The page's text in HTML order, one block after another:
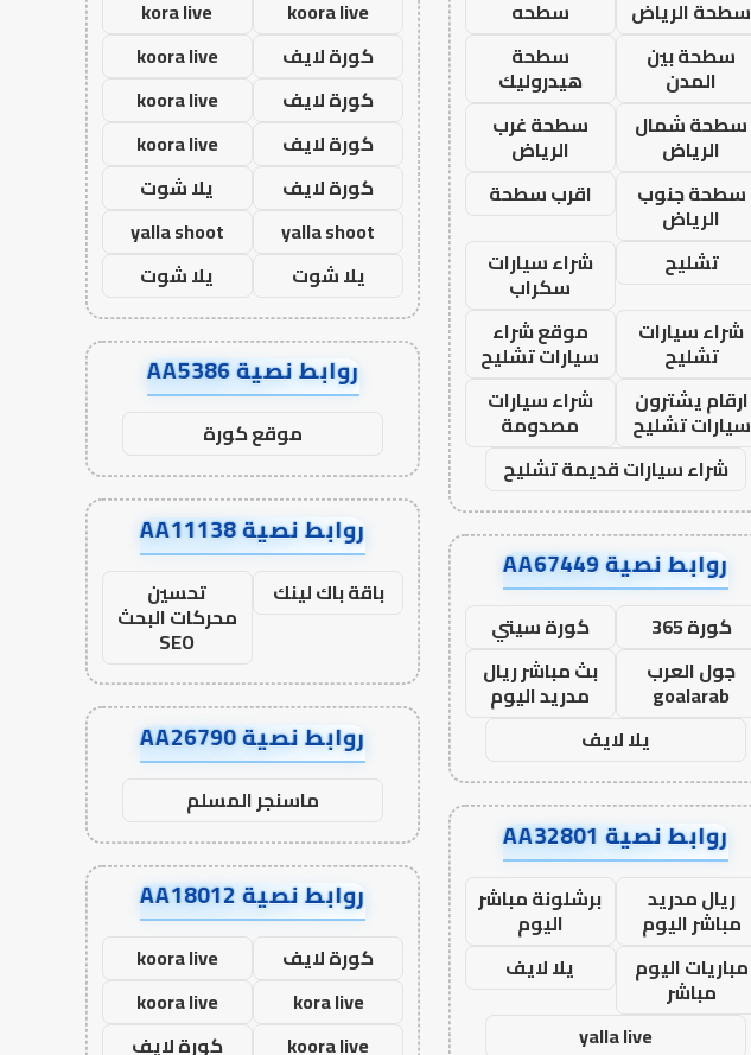
سطحة الرياض
سطحه
سطحة بين
المدن
سطحة
هيدروليك
سطحة شمال
الرياض
سطحة غرب
الرياض
سطحة جنوب
الرياض
اقرب سطحة
تشليح
شراء سيارات
سكراب
شراء سيارات
تشليح
موقع شراء
سيارات تشليح
ارقام يشترون
سيارات تشليح
شراء سيارات
مصدومة
شراء سيارات قديمة تشليح
روابط نصية AA67449
كورة 365
كورة سيتي
جول العرب
goalarab
بث مباشر ريال
مدريد اليوم
يلا لايف
روابط نصية AA32801
ريال مدريد
مباشر اليوم
برشلونة مباشر
اليوم
مباريات اليوم
مباشر
يلا لايف
yalla live
koora live
kora live
كورة لايف
koora live
كورة لايف
koora live
كورة لايف
koora live
كورة لايف
يلا شوت
yalla shoot
yalla shoot
يلا شوت
يلا شوت
روابط نصية AA5386
موقع كورة
روابط نصية AA11138
باقة باك لينك تحسين
محركات البحث
SEO
روابط نصية AA26790
ماسنجر المسلم
روابط نصية AA18012
كورة لايف
koora live
kora live
koora live
koora live
كورة لايف